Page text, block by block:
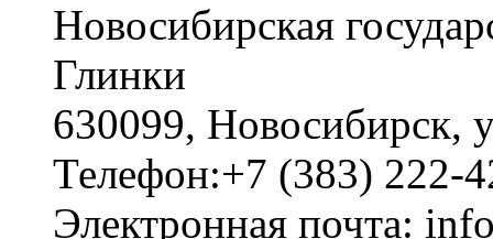
Новосибирская
Глинки
630099, Новосибирск,
Телефон:+7 (383) 222-
Электронная почта: